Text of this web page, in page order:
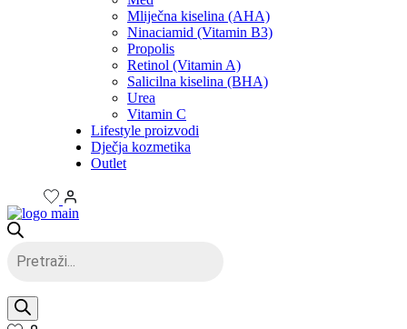
Mliječna kiselina (AHA)
Ninaciamid (Vitamin B3)
Propolis
Retinol (Vitamin A)
Salicilna kiselina (BHA)
Urea
Vitamin C
Lifestyle proizvodi
Dječja kozmetika
Outlet
search